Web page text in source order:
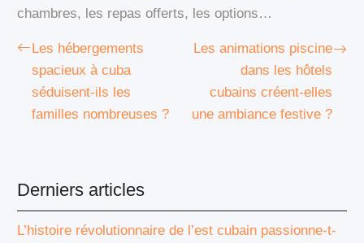
chambres, les repas offerts, les options…
Les hébergements
spacieux à cuba
séduisent-ils les
familles nombreuses ?
Les animations piscine
dans les hôtels
cubains créent-elles
une ambiance festive ?
Derniers articles
L’histoire révolutionnaire de l’est cubain passionne-t-